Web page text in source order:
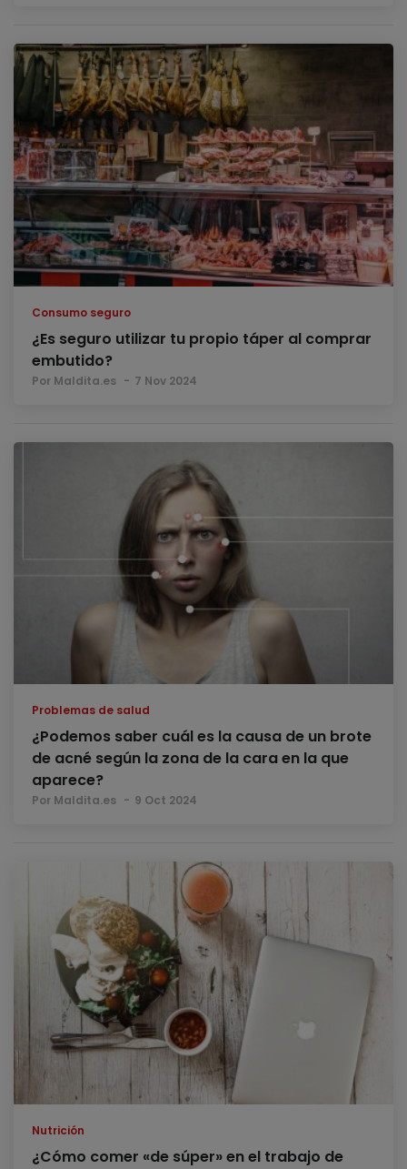
Consumo seguro
¿Es seguro utilizar tu propio táper al comprar
embutido?
Por Maldita.es 7 Nov 2024
Problemas de salud
¿Podemos saber cuál es la causa de un brote
de acné según la zona de la cara en la que
aparece?
Por Maldita.es 9 Oct 2024
Nutrición
¿Cómo comer «de súper» en el trabajo de